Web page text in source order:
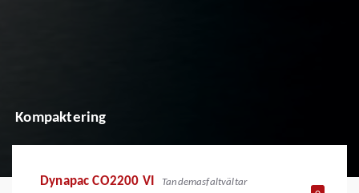
Kompaktering
Dynapac CO2200 VI Tandemasfaltvältar